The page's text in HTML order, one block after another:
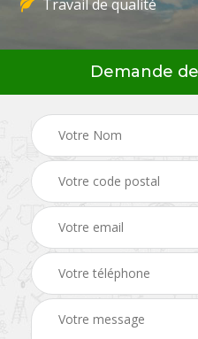
Travail de qualité
Demande